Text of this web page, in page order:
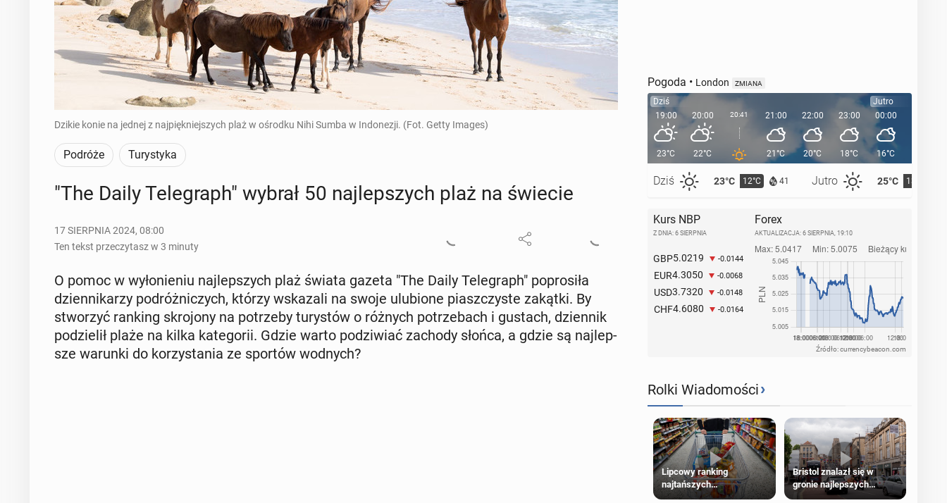
Dzikie konie na jednej z najpiękniejszych plaż w ośrodku Nihi Sumba w Indonezji. (Fot. Getty Images)
Podróże Turystyka
"The Daily Te­le­graph" wybrał 50 naj­lep­szych plaż na świecie
17 SIERPNIA 2024, 08:00
Ten tekst przeczytasz w 3 minuty
O pomoc w wy­ło­nie­niu naj­lep­szych plaż świata gazeta "The Daily Te­le­graph" po­pro­si­ła
dzien­ni­ka­rzy po­dróż­ni­czych, którzy wska­za­li na swoje ulu­bio­ne piasz­czy­ste zakątki. By
stwo­rzyć ranking skro­jo­ny na po­trze­by tu­ry­stów o różnych po­trze­bach i gustach, dzien­nik
po­dzie­lił plaże na kilka ka­te­go­rii. Gdzie warto po­dzi­wiać zachody słońca, a gdzie są naj­lep­
sze warunki do ko­rzy­sta­nia ze sportów wodnych?
Pogoda • London ZMIANA
Dziś
19:00
23°C
Dziś 23°C 12°C 41 Jutro 25°C 13°C
20:00
22°C
20:41 21:00
21°C
22:00
20°C
23:00
18°C
Jutro
00:00
16°C
Kurs NBP
Z DNIA: 6 SIERPNIA
GBP5.0219 -0.0144
EUR4.3050 -0.0068
USD3.7320 -0.0148
CHF4.6080 -0.0164
Forex
AKTUALIZACJA: 6 SIERPNIA, 19:10
Źródło: currencybeacon.com
Rolki Wiadomości›
Lipcowy ranking
najtańszych
supermarketów
Bristol znalazł się w
gronie najlepszych
kierunków podróży na